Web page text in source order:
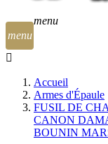
menu
menu
Accueil
Armes d'Épaule
FUSIL DE
CANON
BOUNIN